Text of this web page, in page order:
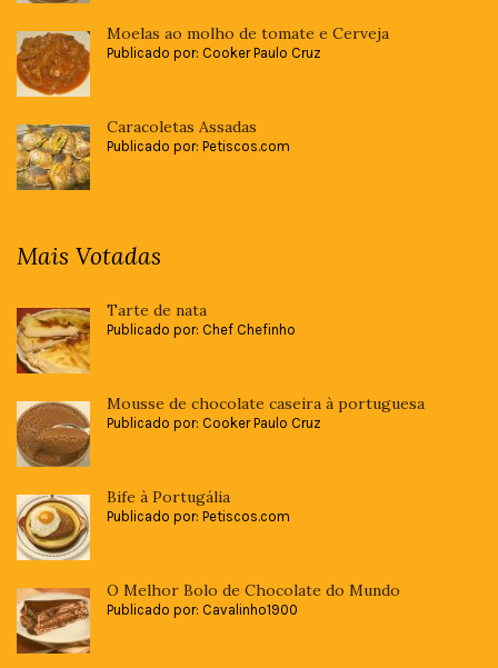
Moelas ao molho de tomate e Cerveja
Publicado por: Cooker Paulo Cruz
Caracoletas Assadas
Publicado por: Petiscos.com
Mais Votadas
Tarte de nata
Publicado por: Chef Chefinho
Mousse de chocolate caseira à portuguesa
Publicado por: Cooker Paulo Cruz
Bife à Portugália
Publicado por: Petiscos.com
O Melhor Bolo de Chocolate do Mundo
Publicado por: Cavalinho1900